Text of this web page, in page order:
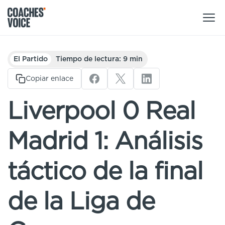
Nuestros productos
Centro de aprendizaje (para particulares)
Centro de aprendizaje (para clubes)
Sport Session Planner
Cursos especializados
Entrenadores
Clubes
Ligas y federaciones
Regístrate
Centro de aprendizaje
Sport Session Planner
Contáctanos
LANGUAGE
El Partido Tiempo de lectura: 9 min
Copiar enlace
Liverpool 0 Real
Madrid 1: Análisis
táctico de la final
de la Liga de